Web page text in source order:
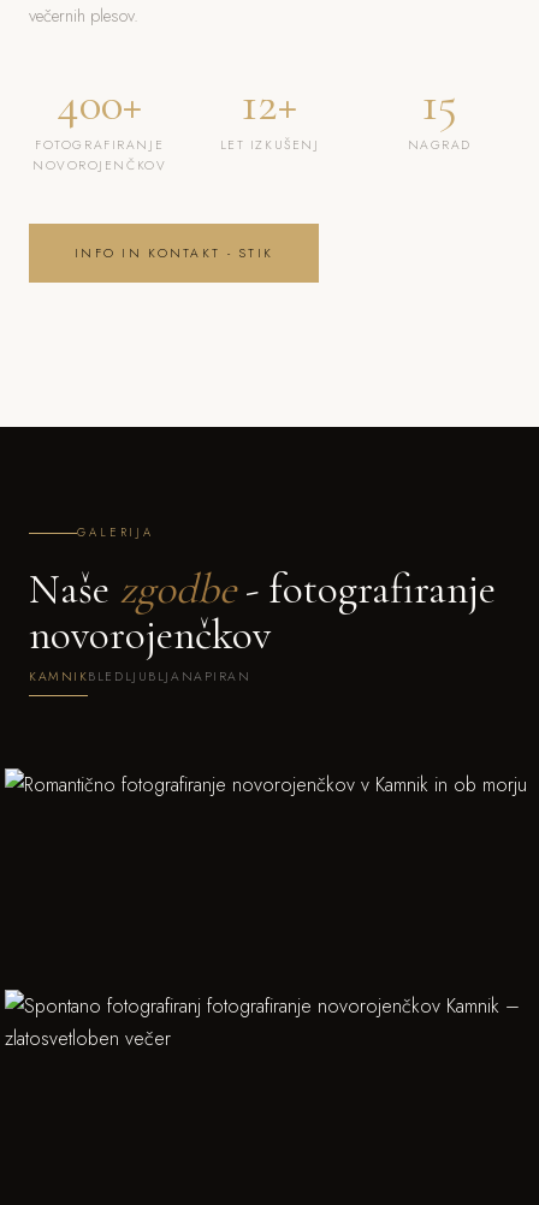
večernih plesov.
400+
FOTOGRAFIRANJE
NOVOROJENČKOV
12+
LET IZKUŠENJ
15
NAGRAD
INFO IN KONTAKT - STIK
GALERIJA
Naše zgodbe- fotografiranje
novorojenčkov
KAMNIKBLED LJUBLJANA PIRAN